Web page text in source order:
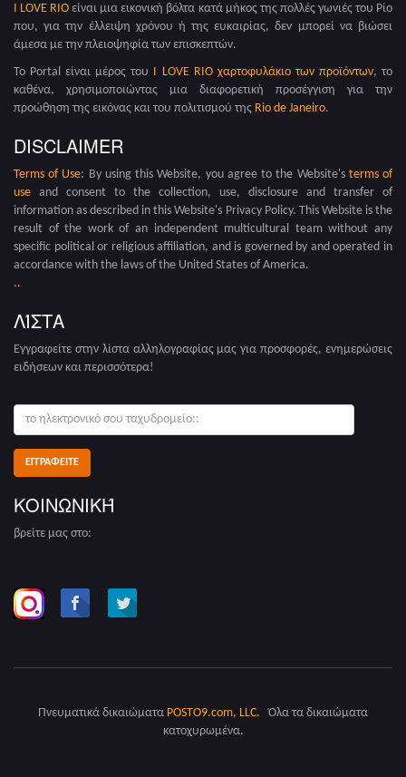
I LOVE RIO είναι μια εικονική βόλτα κατά μήκος της πολλές γωνιές του Ρίο
που, για την έλλειψη χρόνου ή της ευκαιρίας, δεν μπορεί να βιώσει
άμεσα με την πλειοψηφία των επισκεπτών.
Το Portal είναι μέρος του
I LOVE RIO χαρτοφυλάκιο των προϊόντων, το
καθένα, χρησιμοποιώντας μια διαφορετική προσέγγιση για την
προώθηση της εικόνας και του πολιτισμού της Rio de Janeiro.
DISCLAIMER
Terms of Use: By using this Website, you agree to the Website's terms of
use and consent to the collection, use, disclosure and transfer of
information as described in this Website's Privacy Policy. This Website is the
result of the work of an independent multicultural team without any
specific political or religious affiliation, and is governed by and operated in
accordance with the laws of the United States of America.
..
ΛΊΣΤΑ
Εγγραφείτε στην λίστα αλληλογραφίας μας για προσφορές, ενημερώσεις
ειδήσεων και περισσότερα!
ηλεκτρονικό
σου
ταχυδρομείο:
ΚΟΙΝΩΝΙΚΉ
βρείτε μας στο:
Πνευματικά δικαιώματα POSTO9.com, LLC. Όλα τα δικαιώματα
κατοχυρωμένα.